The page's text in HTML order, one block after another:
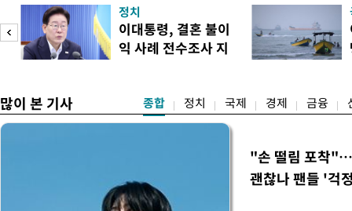
보가 8일 제주·인천 지역
다. 앞서 정청래 후보 우세
·울산·경남 경선에서 1승
제주·인천 경선에서 이기
정치
이대통령, 결혼 불이
익 사례 전수조사 지
많이 본 기사 종합 정치 국제 경제 금융
"손 떨림 포착
괜찮나 팬들 '걱